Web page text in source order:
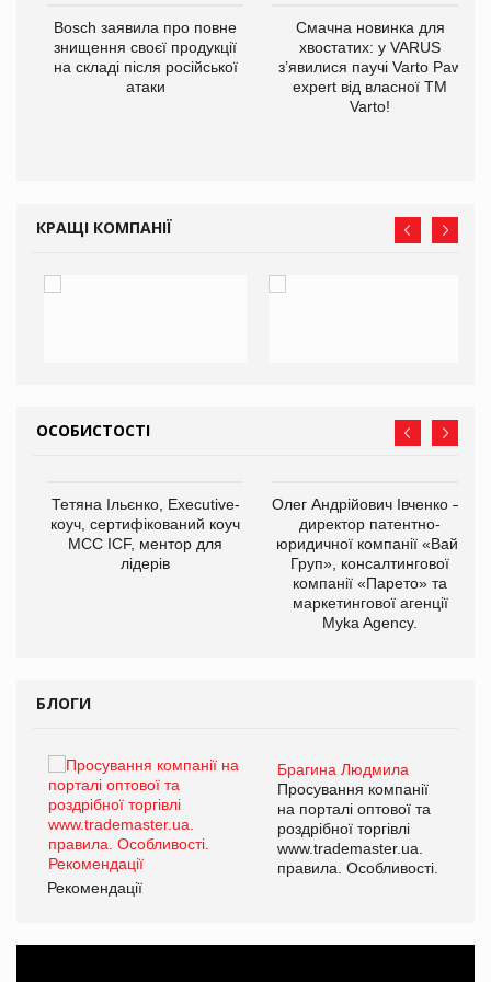
Bosch заявила про повне
знищення своєї продукції
на складі після російської
атаки
Смачна новинка для
хвостатих: у VARUS
з’явилися паучі Varto Paw
expert від власної ТМ
Varto!
КРАЩІ КОМПАНІЇ
ОСОБИСТОСТІ
Тетяна Ільєнко, Executive-
коуч, сертифікований коуч
МСС ICF, ментор для
лідерів
Олег Андрійович Івченко —
директор патентно-
юридичної компанії «Вайз
Груп», консалтингової
компанії «Парето» та
маркетингової агенції
Myka Agency.
БЛОГИ
Брагина Людмила
Просування компанії
на порталі оптової та
роздрібної торгівлі
www.trademaster.ua.
правила. Особливості.
Рекомендації